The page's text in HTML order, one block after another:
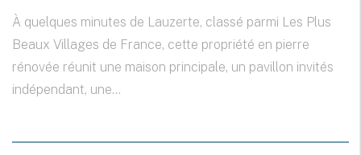
À quelques minutes de Lauzerte, classé parmi Les Plus
Beaux Villages de France, cette propriété en pierre
rénovée réunit une maison principale, un pavillon invités
indépendant, une...